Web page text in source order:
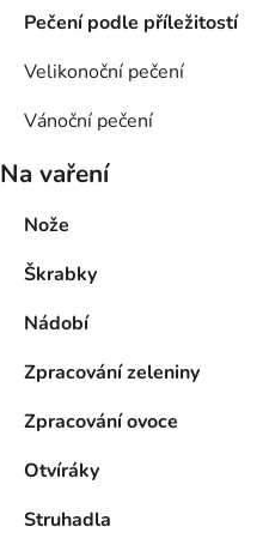
Pečení podle příležitostí
Velikonoční pečení
Vánoční pečení
Na vaření
Nože
Škrabky
Nádobí
Zpracování zeleniny
Zpracování ovoce
Otvíráky
Struhadla